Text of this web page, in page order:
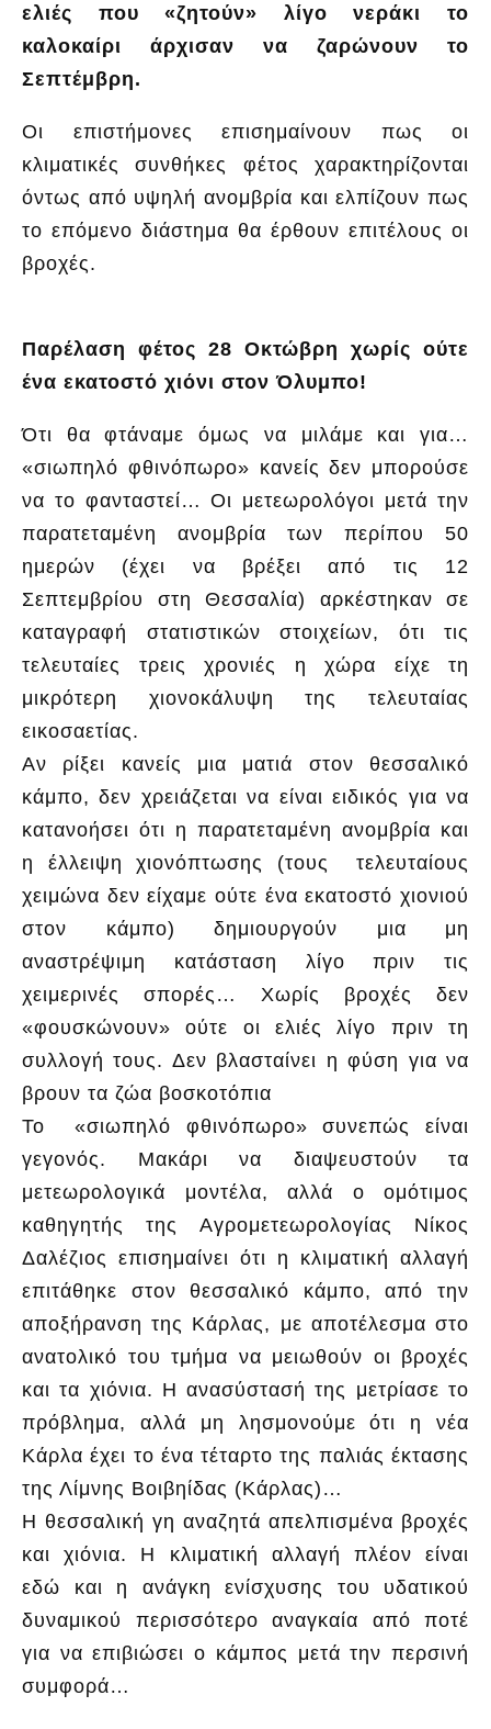
ελιές που «ζητούν» λίγο νεράκι το
καλοκαίρι άρχισαν να ζαρώνουν το
Σεπτέμβρη.
Οι επιστήμονες επισημαίνουν πως οι
κλιματικές συνθήκες φέτος χαρακτηρίζονται
όντως από υψηλή ανομβρία και ελπίζουν πως
το επόμενο διάστημα θα έρθουν επιτέλους οι
βροχές.
Παρέλαση φέτος 28 Οκτώβρη χωρίς ούτε
ένα εκατοστό χιόνι στον Όλυμπο!
Ότι θα φτάναμε όμως να μιλάμε και για…
«σιωπηλό φθινόπωρο» κανείς δεν μπορούσε
να το φανταστεί… Οι μετεωρολόγοι μετά την
παρατεταμένη ανομβρία των περίπου 50
ημερών (έχει να βρέξει από τις 12
Σεπτεμβρίου στη Θεσσαλία) αρκέστηκαν σε
καταγραφή στατιστικών στοιχείων, ότι τις
τελευταίες τρεις χρονιές η χώρα είχε τη
μικρότερη χιονοκάλυψη της τελευταίας
εικοσαετίας.
Αν ρίξει κανείς μια ματιά στον θεσσαλικό
κάμπο, δεν χρειάζεται να είναι ειδικός για να
κατανοήσει ότι η παρατεταμένη ανομβρία και
η έλλειψη χιονόπτωσης (τους τελευταίους
χειμώνα δεν είχαμε ούτε ένα εκατοστό χιονιού
στον κάμπο) δημιουργούν μια μη
αναστρέψιμη κατάσταση λίγο πριν τις
χειμερινές σπορές… Χωρίς βροχές δεν
«φουσκώνουν» ούτε οι ελιές λίγο πριν τη
συλλογή τους. Δεν βλασταίνει η φύση για να
βρουν τα ζώα βοσκοτόπια
Το «σιωπηλό φθινόπωρο» συνεπώς είναι
γεγονός. Μακάρι να διαψευστούν τα
μετεωρολογικά μοντέλα, αλλά ο ομότιμος
καθηγητής της Αγρομετεωρολογίας Νίκος
Δαλέζιος επισημαίνει ότι η κλιματική αλλαγή
επιτάθηκε στον θεσσαλικό κάμπο, από την
αποξήρανση της Κάρλας, με αποτέλεσμα στο
ανατολικό του τμήμα να μειωθούν οι βροχές
και τα χιόνια. Η ανασύστασή της μετρίασε το
πρόβλημα, αλλά μη λησμονούμε ότι η νέα
Κάρλα έχει το ένα τέταρτο της παλιάς έκτασης
της Λίμνης Βοιβηίδας (Κάρλας)…
Η θεσσαλική γη αναζητά απελπισμένα βροχές
και χιόνια. Η κλιματική αλλαγή πλέον είναι
εδώ και η ανάγκη ενίσχυσης του υδατικού
δυναμικού περισσότερο αναγκαία από ποτέ
για να επιβιώσει ο κάμπος μετά την περσινή
συμφορά…